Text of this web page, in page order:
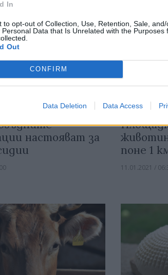
In
to opt-out of Collection, Use, Retention, Sale,
Personal Data that Is Unrelated with the Purposes
Out
CONFIRM
Data Deletion Data Access
настояват за
поне 1
11.01.2021 /